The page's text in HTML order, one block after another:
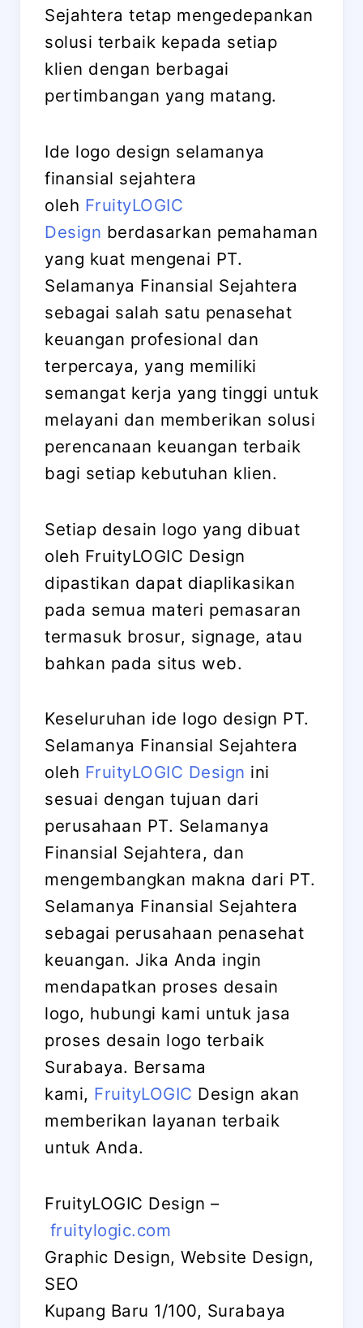
Sejahtera tetap mengedepankan
solusi terbaik kepada setiap
klien dengan berbagai
pertimbangan yang matang.
Ide logo design selamanya
finansial sejahtera
oleh FruityLOGIC
Design berdasarkan pemahaman
yang kuat mengenai PT.
Selamanya Finansial Sejahtera
sebagai salah satu penasehat
keuangan profesional dan
terpercaya, yang memiliki
semangat kerja yang tinggi untuk
melayani dan memberikan solusi
perencanaan keuangan terbaik
bagi setiap kebutuhan klien.
Setiap desain logo yang dibuat
oleh FruityLOGIC Design
dipastikan dapat diaplikasikan
pada semua materi pemasaran
termasuk brosur, signage, atau
bahkan pada situs web.
Keseluruhan ide logo design PT.
Selamanya Finansial Sejahtera
oleh FruityLOGIC Design ini
sesuai dengan tujuan dari
perusahaan PT. Selamanya
Finansial Sejahtera, dan
mengembangkan makna dari PT.
Selamanya Finansial Sejahtera
sebagai perusahaan penasehat
keuangan. Jika Anda ingin
mendapatkan proses desain
logo, hubungi kami untuk jasa
proses desain logo terbaik
Surabaya. Bersama
kami, FruityLOGIC Design akan
memberikan layanan terbaik
untuk Anda.
FruityLOGIC Design –
fruitylogic.com
Graphic Design, Website Design,
SEO
Kupang Baru 1/100, Surabaya